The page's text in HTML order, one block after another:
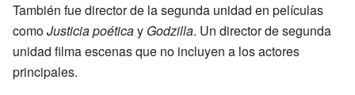
También fue director de la segunda unidad en películas
comoJusticia poéticay Godzilla. Un director de segunda
unidad filma escenas que no incluyen a los actores
principales.